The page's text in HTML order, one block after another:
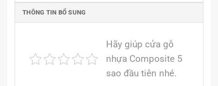
THÔNG TIN BỔ SUNG
Hãy giúp cửa gỗ
nhựa Composite 5
sao đầu tiên nhé.